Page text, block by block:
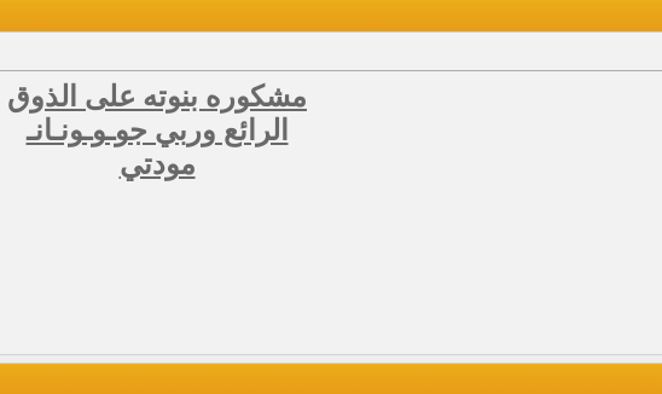
مشكوره بنوته على الذوق
الرائع وربي جوـوـونـانـ
مودتي